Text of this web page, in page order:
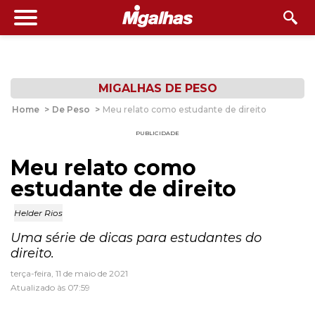
MIGALHAS DE PESO
Home > De Peso > Meu relato como estudante de direito
PUBLICIDADE
Meu relato como
estudante de direito
Helder Rios
Uma série de dicas para estudantes do
direito.
terça-feira, 11 de maio de 2021
Atualizado às 07:59